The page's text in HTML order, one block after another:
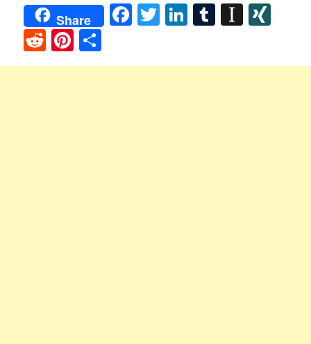
Share Facebook
TwitterLinkedIn
Tumblr
RedditPinterest